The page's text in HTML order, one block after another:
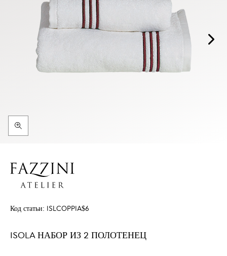
Код статьи: ISLCOPPIA$6
ISOLA НАБОР ИЗ 2 ПОЛОТЕНЕЦ